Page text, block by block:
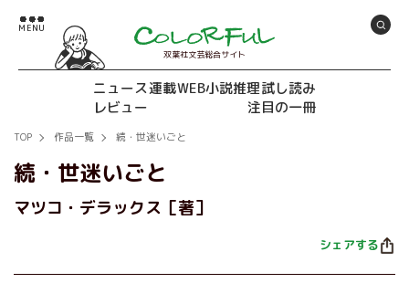
双葉社文芸総合サイト
ニュース連載WEB小説推理試し読み
レビュー
注目の一冊
TOP 作品一覧 続・世迷いごと
続・世迷いごと
マツコ・デラックス［著］
シェアする